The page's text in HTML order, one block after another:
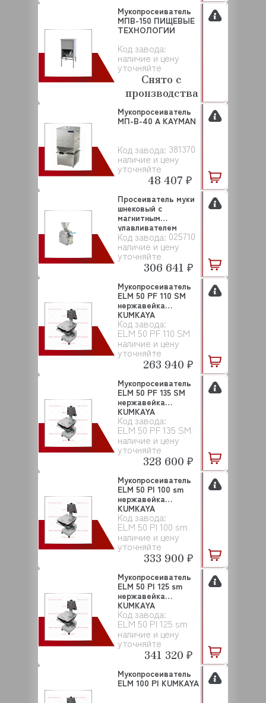
Код завода:
наличие и цену
уточняйте
Мукопросеиватель
МПВ-150 ПИЩЕВЫЕ
ТЕХНОЛОГИИ
Снято с
производства
Код завода: 381370
наличие и цену
уточняйте
Мукопросеиватель
МП-В-40 А KAYMAN
48 407 ₽
Код завода: 025710
наличие и цену
уточняйте
Просеиватель муки
шнековый с
магнитным
улавливателем
PMFS 2000 PO...
306 641 ₽
Код завода:
ELM 50 PF 110 SM
наличие и цену
уточняйте
Мукопросеиватель
ELM 50 PF 110 SM
нержавейка
KUMKAYA
263 940 ₽
Код завода:
ELM 50 PF 135 SM
наличие и цену
уточняйте
Мукопросеиватель
ELM 50 PF 135 SM
нержавейка
KUMKAYA
328 600 ₽
Код завода:
ELM 50 PI 100 sm
наличие и цену
уточняйте
Мукопросеиватель
ELM 50 PI 100 sm
нержавейка
KUMKAYA
333 900 ₽
Код завода:
ELM 50 PI 125 sm
наличие и цену
уточняйте
Мукопросеиватель
ELM 50 PI 125 sm
нержавейка
KUMKAYA
341 320 ₽
Мукопросеиватель
ELM 100 PI KUMKAYA